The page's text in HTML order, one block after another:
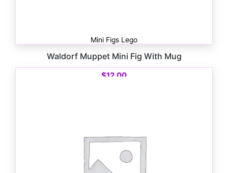
Mini Figs Lego
Waldorf Muppet Mini Fig With Mug
$12.00